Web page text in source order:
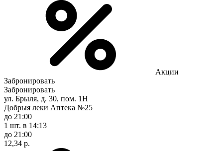
Акции
Забронировать
Забронировать
ул. Брыля, д. 30, пом. 1Н
Добрыя леки Аптека №25
до 21:00
1 шт. в 14:13
до 21:00
12,34 р.